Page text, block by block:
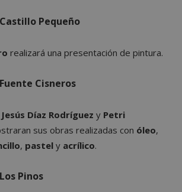
Castillo Pequeño
realizará una presentación de pintura.
Fuente Cisneros
Jesús Díaz Rodríguez y Petri
sus obras realizadas con óleo,
, pastel y acrílico.
Los Pinos